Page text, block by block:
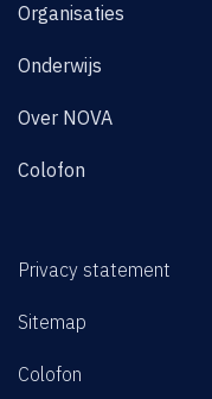
Organisaties
Onderwijs
Over NOVA
Colofon
Privacy statement
Sitemap
Colofon